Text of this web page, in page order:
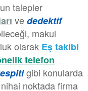
talepler
vededektif
makul
olarak Eş takibi
telefon
gibi konularda
noktada firma